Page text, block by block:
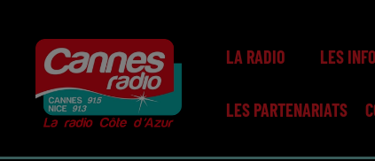
LA RADIO LES
LES PARTENARIATS